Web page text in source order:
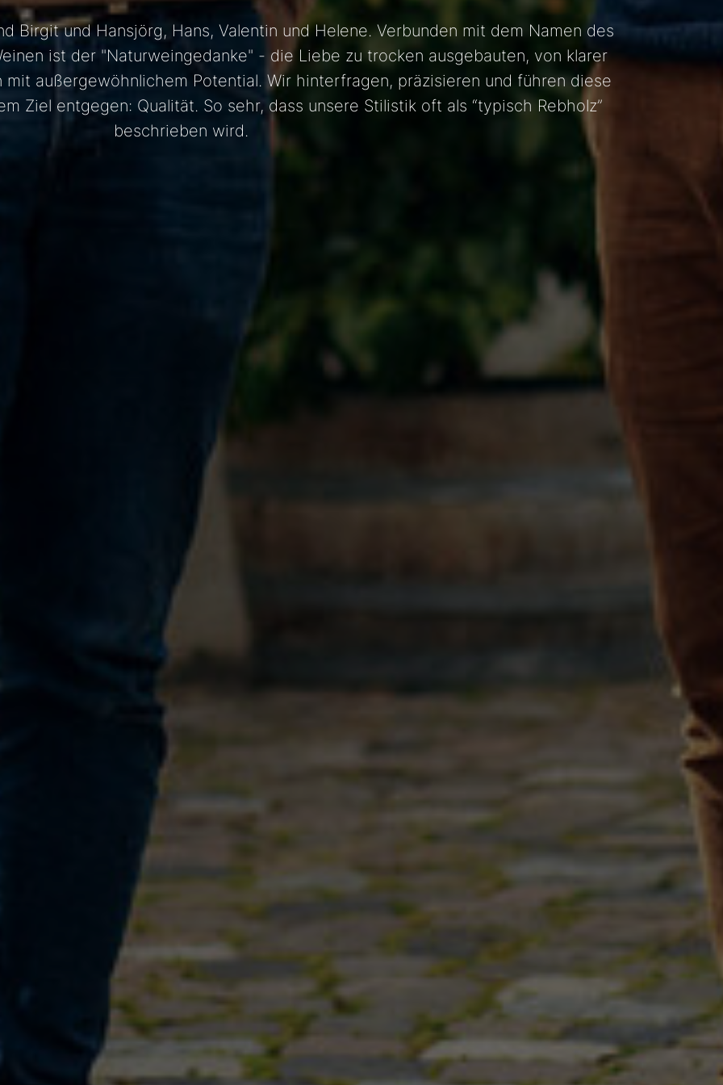
SEKT
SHOP
BIBLIOTHEK
AKTUELLES
Birgit und Hansjörg, Hans, Valentin und Helene. Verbunden mit dem Namen des
ist der "Naturweingedanke" - die Liebe zu trocken ausgebauten, von klarer
außergewöhnlichem Potential. Wir hinterfragen, präzisieren und führen diese
Ziel entgegen: Qualität. So sehr, dass unsere Stilistik oft als “typisch Rebholz”
beschrieben wird.